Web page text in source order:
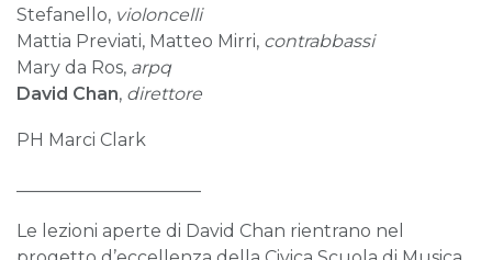
Stefanello, violoncelli
Mattia Previati, Matteo Mirri, contrabbassi
Mary da Ros, arpq
David Chan, direttore
PH Marci Clark
Le lezioni aperte di David Chan rientrano nel